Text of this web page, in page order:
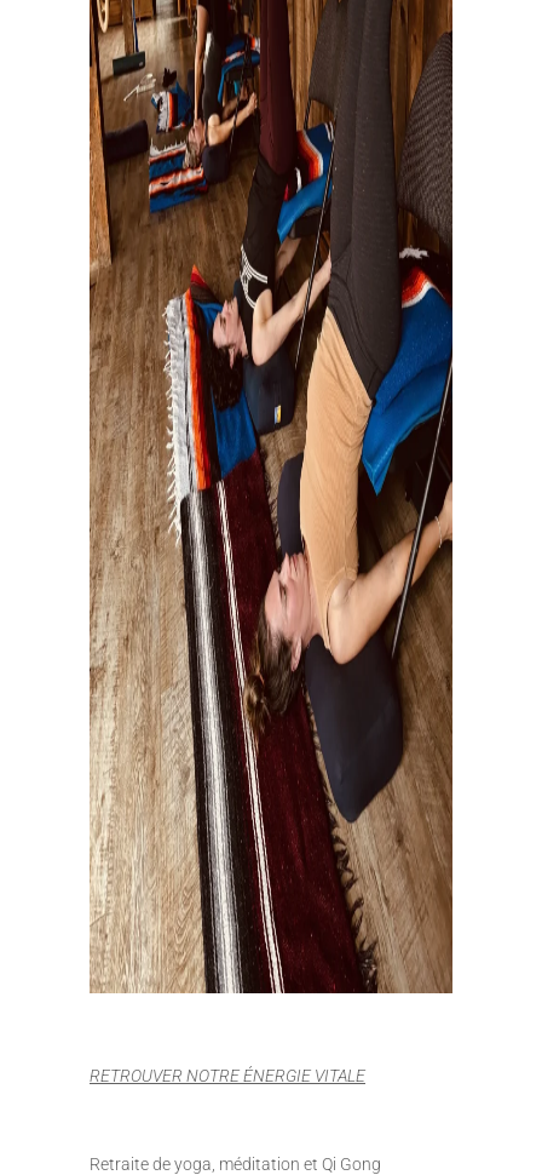
RETROUVER NOTRE ÉNERGIE VITALE
Retraite de yoga, méditation et Qi Gong